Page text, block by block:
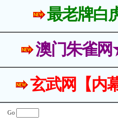
最老牌白
澳门朱雀
玄武网【内
Go